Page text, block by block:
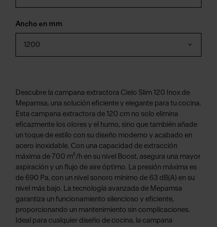
Ancho en mm
1200
Descubre la campana extractora Cielo Slim 120 Inox de
Mepamsa, una solución eficiente y elegante para tu cocina.
Esta campana extractora de 120 cm no solo elimina
eficazmente los olores y el humo, sino que también añade
un toque de estilo con su diseño moderno y acabado en
acero inoxidable. Con una capacidad de extracción
máxima de 700 m³/h en su nivel Boost, asegura una mayor
aspiración y un flujo de aire óptimo. La presión máxima es
de 690 Pa, con un nivel sonoro mínimo de 63 dB(A) en su
nivel más bajo. La tecnología avanzada de Mepamsa
garantiza un funcionamiento silencioso y eficiente,
proporcionando un mantenimiento sin complicaciones.
Ideal para cualquier diseño de cocina, la campana